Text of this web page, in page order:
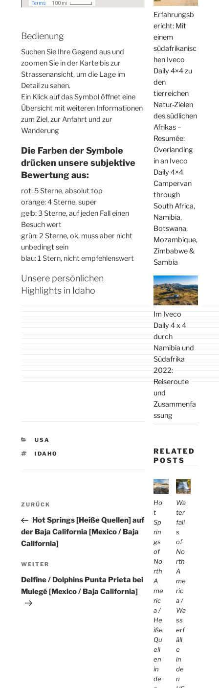
Bedienung
Suchen Sie Ihre Gegend aus und
zoomen Sie in der Karte bis zur
Strassenansicht, um die Lage im
Detail zu sehen.
Ein Klick auf das Symbol öffnet eine
Übersicht mit weiteren Informationen
zum Ziel, zur Anfahrt und zur
Wanderung
Die Farben der Symbole
drücken unsere subjektive
Bewertung aus:
rot: 5 Sterne, absolut top
orange: 4 Sterne, super
gelb: 3 Sterne, auf jeden Fall einen
Besuch wert
grün: 2 Sterne, ok, muss aber nicht
unbedingt sein
blau: 1 Stern, nicht empfehlenswert
Unsere persönlichen
Highlights in Idaho
KATEGORIEN
USA
SCHLAGWÖRTER
IDAHO
Beitragsnavigation
Vorheriger
Beitrag
ZURÜCK
Hot Springs [Heiße Quellen] auf
der Baja California [Mexico / Baja
California]
Nächster
Beitrag
WEITER
Delfine / Dolphins Punta Prieta bei
Mulegé [Mexico / Baja California]
Erfahrungsb
ericht: Mit
einem
südafrikanisc
hen Iveco
Daily 4×4 zu
den
tierreichen
Natur-Zielen
des südlichen
Afrikas –
Resumée:
Overlanding
in an Iveco
Daily 4×4
Campervan
through
South Africa,
Namibia,
Botswana,
Mozambique,
Zimbabwe &
Sambia
Im Iveco
Daily 4 x 4
durch
Namibia und
Südafrika
2022:
Reiseroute
und
Zusammenfa
ssung
RELATED
POSTS
Ho
t
Sp
rin
gs
of
No
rth
A
me
ric
a /
He
iße
Qu
ell
en
in
de
Wa
ter
fall
s
of
No
rth
A
me
ric
a /
Wa
ss
erf
äll
e
in
de
n